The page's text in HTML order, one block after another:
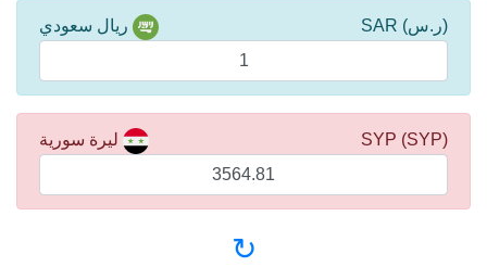
ريال سعودي (ر.س) SAR
ليرة سورية (SYP) SYP
↻